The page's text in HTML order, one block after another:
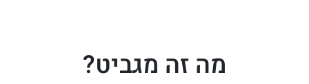
מה זה מגביט?